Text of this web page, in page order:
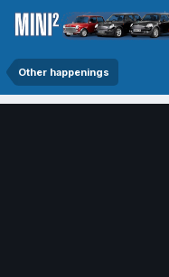
Other happenings